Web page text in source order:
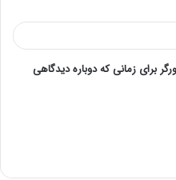
و کنترل هستند و می‌توان
دنیای مدرن ارتباطات ایفا
سریع و مؤثر بین کارکنان
برای زمانی که دوباره دیدگاهی